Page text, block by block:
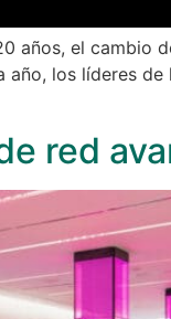
el cambio
año, los líderes
red